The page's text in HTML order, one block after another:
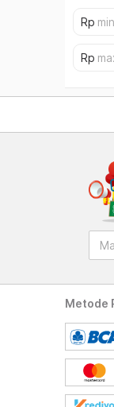
Metode